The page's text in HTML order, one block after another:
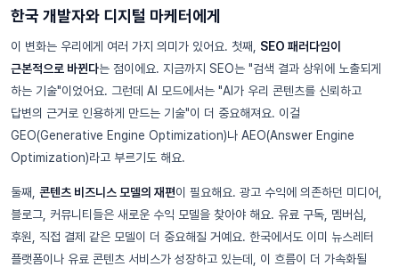
한국 개발자와 디지털 마케터에게
이 변화는 우리에게 여러 가지 의미가 있어요. 첫째, SEO 패러다임이
근본적으로 바뀐다는 점이에요. 지금까지 SEO는 "검색 결과 상위에 노출되게
하는 기술"이었어요. 그런데 AI 모드에서는 "AI가 우리 콘텐츠를 신뢰하고
답변의 근거로 인용하게 만드는 기술"이 더 중요해져요. 이걸
GEO(Generative Engine Optimization)나 AEO(Answer Engine
Optimization)라고 부르기도 해요.
둘째, 콘텐츠 비즈니스 모델의 재편이 필요해요. 광고 수익에 의존하던 미디어,
블로그, 커뮤니티들은 새로운 수익 모델을 찾아야 해요. 유료 구독, 멤버십,
후원, 직접 결제 같은 모델이 더 중요해질 거예요. 한국에서도 이미 뉴스레터
플랫폼이나 유료 콘텐츠 서비스가 성장하고 있는데, 이 흐름이 더 가속화될